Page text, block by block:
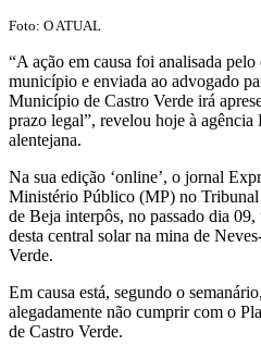
Foto: O ATUAL
“A ação em causa foi analisada
município e enviada ao advogado
Município de Castro Verde irá
prazo legal”, revelou hoje à
alentejana.
Na sua edição ‘online’, o jornal
Ministério Público (MP) no
de Beja interpôs, no passado dia
desta central solar na mina de
Verde.
Em causa está, segundo o
alegadamente não cumprir com o
de Castro Verde.